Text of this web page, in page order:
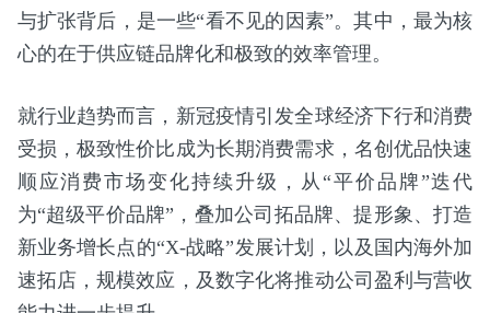
与扩张背后，是一些“看不见的因素”。其中，最为核
心的在于供应链品牌化和极致的效率管理。
就行业趋势而言，新冠疫情引发全球经济下行和消费
受损，极致性价比成为长期消费需求，名创优品快速
顺应消费市场变化持续升级，从“平价品牌”迭代
为“超级平价品牌”，叠加公司拓品牌、提形象、打造
新业务增长点的“X-战略”发展计划，以及国内海外加
速拓店，规模效应，及数字化将推动公司盈利与营收